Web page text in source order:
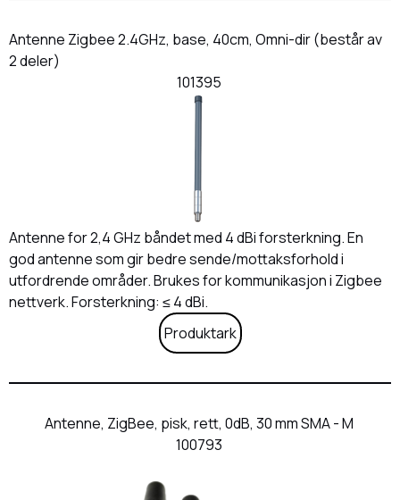
Antenne Zigbee 2.4GHz, base, 40cm, Omni-dir (består av
2 deler)
101395
Antenne for 2,4 GHz båndet med 4 dBi forsterkning. En
god antenne som gir bedre sende/mottaksforhold i
utfordrende områder. Brukes for kommunikasjon i Zigbee
nettverk. Forsterkning: ≤ 4 dBi.
Produktark
Antenne, ZigBee, pisk, rett, 0dB, 30 mm SMA - M
100793